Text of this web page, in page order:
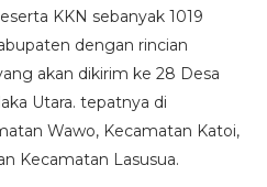
KKN sebanyak 1019
dengan rincian
akan dikirim ke 28 Desa
Utara. tepatnya di
Wawo, Kecamatan Katoi,
Kecamatan Lasusua.